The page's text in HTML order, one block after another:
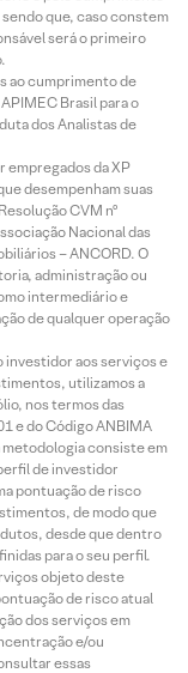
que, caso constem
será o primeiro
ao cumprimento de
Brasil para o
dos Analistas de
empregados da XP
desempenham suas
CVM nº
Nacional das
– ANCORD. O
administração ou
intermediário e
de qualquer operação
investidor aos serviços e
utilizamos a
nos termos das
e do Código ANBIMA
consiste em
de investidor
pontuação de risco
de modo que
desde que dentro
para o seu perfil.
objeto deste
de risco atual
dos serviços em
e/ou
essas